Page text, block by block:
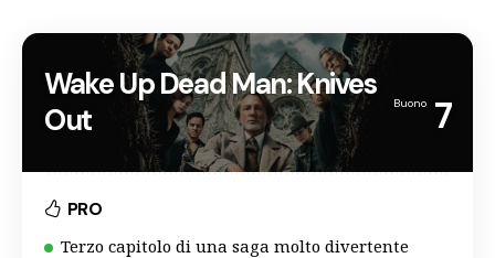
Wake Up Dead Man: Knives
Out
Buono 7
PRO
Terzo capitolo di una saga molto divertente